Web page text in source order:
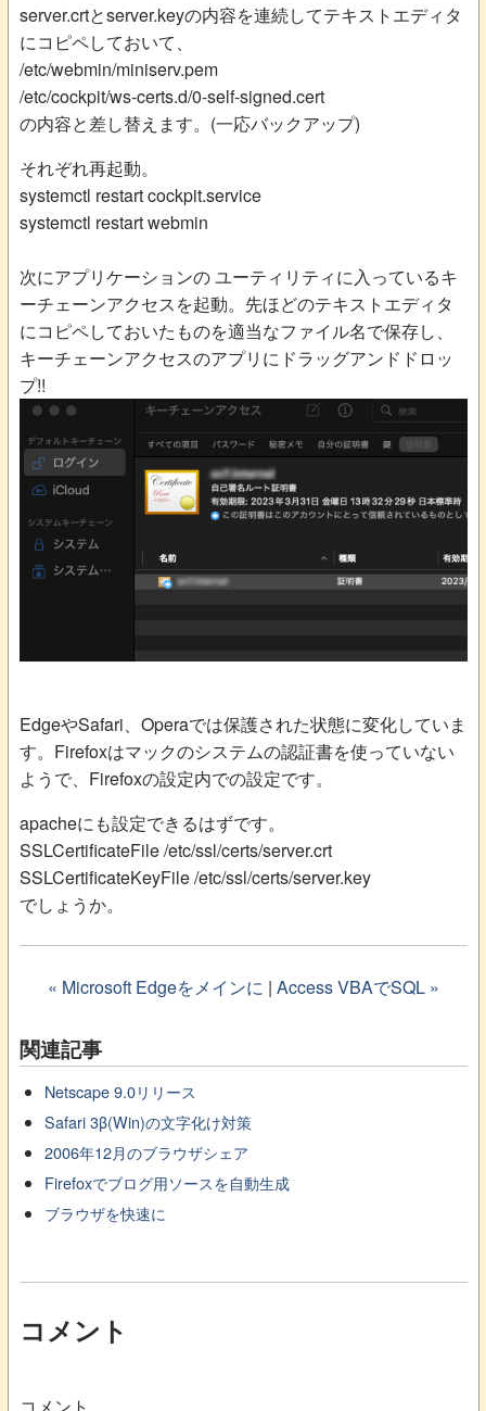
server.crtとserver.keyの内容を連続してテキストエディタ
にコピペしておいて、
/etc/webmin/miniserv.pem
/etc/cockpit/ws-certs.d/0-self-signed.cert
の内容と差し替えます。(一応バックアップ)
それぞれ再起動。
systemctl restart cockpit.service
systemctl restart webmin
次にアプリケーションの ユーティリティに入っているキ
ーチェーンアクセスを起動。先ほどのテキストエディタ
にコピペしておいたものを適当なファイル名で保存し、
キーチェーンアクセスのアプリにドラッグアンドドロッ
プ!!
EdgeやSafari、Operaでは保護された状態に変化していま
す。Firefoxはマックのシステムの認証書を使っていない
ようで、Firefoxの設定内での設定です。
apacheにも設定できるはずです。
SSLCertificateFile /etc/ssl/certs/server.crt
SSLCertificateKeyFile /etc/ssl/certs/server.key
でしょうか。
« Microsoft Edgeをメインに | Access VBAでSQL »
関連記事
Netscape 9.0リリース
Safari 3β(Win)の文字化け対策
2006年12月のブラウザシェア
Firefoxでブログ用ソースを自動生成
ブラウザを快速に
コメント